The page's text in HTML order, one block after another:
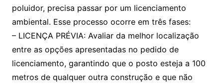
poluidor, precisa passar por um licenciamento
ambiental. Esse processo ocorre em três fases:
– LICENÇA PRÉVIA: Avaliar da melhor localização
entre as opções apresentadas no pedido de
licenciamento, garantindo que o posto esteja a 100
metros de qualquer outra construção e que não